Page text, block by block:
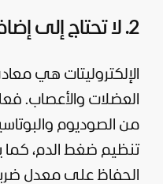
2. لا تحتاج إلى إضافة إلكتروليتات
الإلكتروليتات هي
العضلات والأعصاب.
من الصوديوم
تنظيم ضغط الدم،
الحفاظ على معدل